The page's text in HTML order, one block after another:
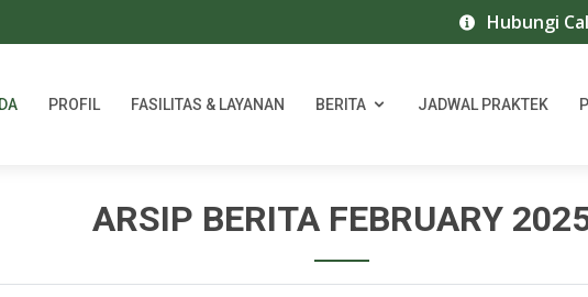
Hubungi Call
PROFIL FASILITAS & LAYANAN BERITA JADWAL PRAKTEK
ARSIP BERITA FEBRUARY